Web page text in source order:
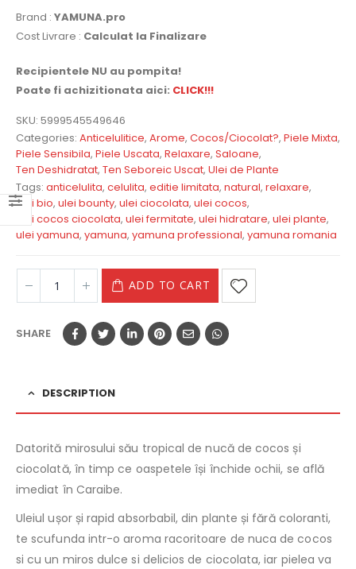
Brand : YAMUNA.pro
Cost Livrare : Calculat la Finalizare
Recipientele NU au pompita!
Poate fi achizitionata aici: CLICK!!!
SKU: 5999545549646
Categories: Anticelulitice, Arome, Cocos/Ciocolat?, Piele Mixta,
Piele Sensibila, Piele Uscata, Relaxare, Saloane,
Ten Deshidratat, Ten Seboreic Uscat, Ulei de Plante
Tags: anticelulita, celulita, editie limitata, natural, relaxare,
ulei bio, ulei bounty, ulei ciocolata, ulei cocos,
ulei cocos ciocolata, ulei fermitate, ulei hidratare, ulei plante,
ulei yamuna, yamuna, yamuna professional, yamuna romania
ADD TO CART
SHARE
DESCRIPTION
Datorită mirosului său tropical de nucă de cocos și
ciocolată, în timp ce oaspetele își închide ochii, se află
imediat în Caraibe.
Uleiul ușor și rapid absorbabil, din plante și fără coloranti,
te scufunda intr-o aroma racoritoare de nuca de cocos
si cu un miros dulce si delicios de ciocolata, iar pielea va